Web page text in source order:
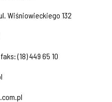
132
449 65 10